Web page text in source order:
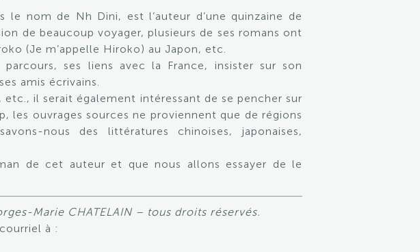
le nom de Nh Dini, est l’auteur d’une quinzaine de
de beaucoup voyager, plusieurs de ses romans ont
(Je m’appelle Hiroko) au Japon, etc.
ses liens avec la France, insister sur son
amis écrivains.
il serait également intéressant de se pencher sur
les ouvrages sources ne proviennent que de régions
nous des littératures chinoises, japonaises,
de cet auteur et que nous allons essayer de le
Marie CHATELAIN – tous droits réservés.
à :